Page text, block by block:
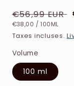
Prix
habituel
€56,99 EUR
PRIX
€38,00 / PAR
100ML
Taxes incluses.
Volume
100 ml